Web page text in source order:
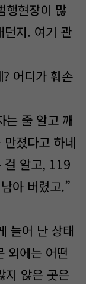
행현장이 많
던지. 여기 관
어디가 훼손
는 줄 알고 깨
졌다고 하네
걸 알고, 119
아 버렸고.”
늘어 난 상태
외에는 어떤
않은 곳은